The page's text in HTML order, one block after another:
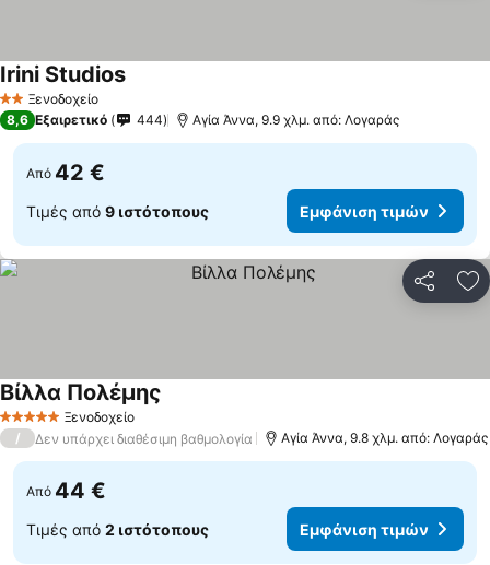
2 ΑστέριαΞενοδοχείο
Irini Studios
8,6 Εξαιρετικό 444 Αγία Άννα, 9.9 χλμ. από: Λογαράς
Από 42 €
Τιμές από 9 ιστότοπους Εμφάνιση τιμών
5 Αστέρια Ξενοδοχείο
Βίλλα Πολέμης
/ Δεν υπάρχει διαθέσιμη βαθμολογία Αγία Άννα, 9.8 χλμ. από: Λογαράς
Από 44 €
Τιμές από 2 ιστότοπους Εμφάνιση τιμών